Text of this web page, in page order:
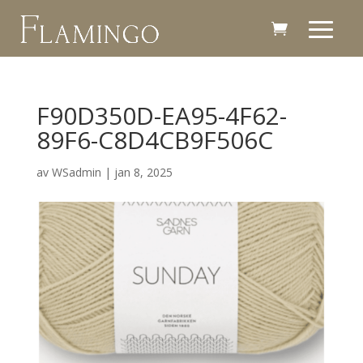
F90D350D-EA95-4F62-
89F6-C8D4CB9F506C
av WSadmin | jan 8, 2025